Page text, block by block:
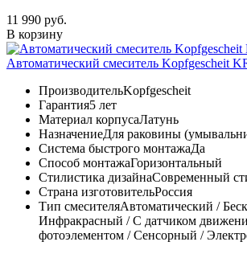
11 990 руб.
В корзину
Автоматический смеситель Kopfgescheit
ПроизводительKopfgescheit
Гарантия5 лет
Материал корпусаЛатунь
НазначениеДля раковины
Система быстрого монтажаДа
Способ монтажаГоризонтальный
Стилистика дизайнаСовременный
Страна изготовительРоссия
Тип смесителяАвтоматический /
Инфракрасный / С датчиком
фотоэлементом / Сенсорный /